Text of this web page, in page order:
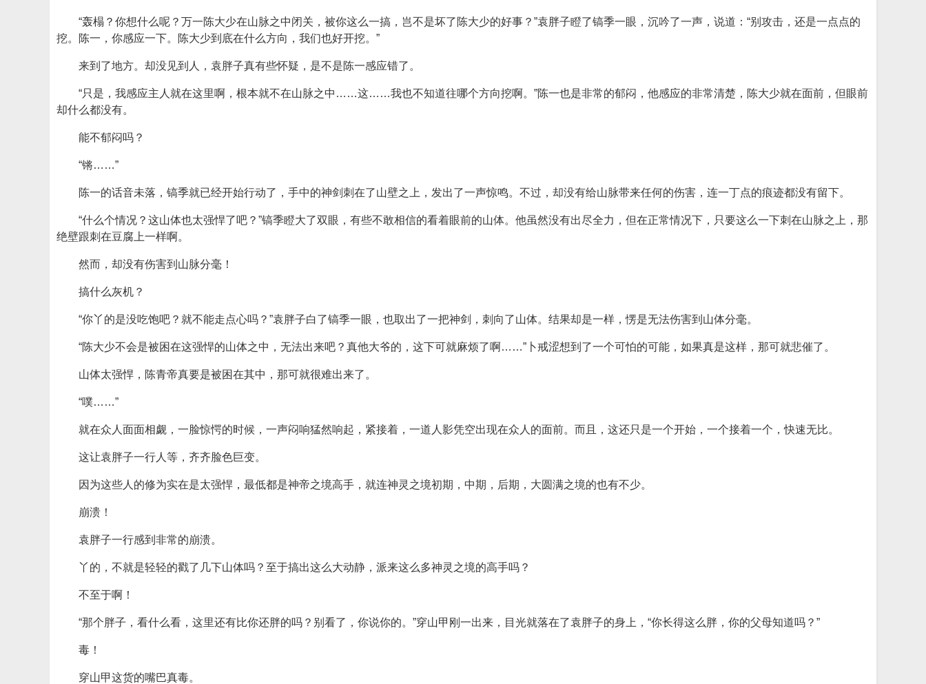
“轰榻？你想什么呢？万一陈大少在山脉之中闭关，被你这么一搞，岂不是坏了陈大少的好事？”袁胖子瞪了镐季一眼，沉吟了一声，说道：“别攻击，还是一点点的
挖。陈一，你感应一下。陈大少到底在什么方向，我们也好开挖。”
来到了地方。却没见到人，袁胖子真有些怀疑，是不是陈一感应错了。
“只是，我感应主人就在这里啊，根本就不在山脉之中……这……我也不知道往哪个方向挖啊。”陈一也是非常的郁闷，他感应的非常清楚，陈大少就在面前，但眼前
却什么都没有。
能不郁闷吗？
“锵……”
陈一的话音未落，镐季就已经开始行动了，手中的神剑刺在了山壁之上，发出了一声惊鸣。不过，却没有给山脉带来任何的伤害，连一丁点的痕迹都没有留下。
“什么个情况？这山体也太强悍了吧？”镐季瞪大了双眼，有些不敢相信的看着眼前的山体。他虽然没有出尽全力，但在正常情况下，只要这么一下刺在山脉之上，那
绝壁跟刺在豆腐上一样啊。
然而，却没有伤害到山脉分毫！
搞什么灰机？
“你丫的是没吃饱吧？就不能走点心吗？”袁胖子白了镐季一眼，也取出了一把神剑，刺向了山体。结果却是一样，愣是无法伤害到山体分毫。
“陈大少不会是被困在这强悍的山体之中，无法出来吧？真他大爷的，这下可就麻烦了啊……”卜戒涩想到了一个可怕的可能，如果真是这样，那可就悲催了。
山体太强悍，陈青帝真要是被困在其中，那可就很难出来了。
“噗……”
就在众人面面相觑，一脸惊愕的时候，一声闷响猛然响起，紧接着，一道人影凭空出现在众人的面前。而且，这还只是一个开始，一个接着一个，快速无比。
这让袁胖子一行人等，齐齐脸色巨变。
因为这些人的修为实在是太强悍，最低都是神帝之境高手，就连神灵之境初期，中期，后期，大圆满之境的也有不少。
崩溃！
袁胖子一行感到非常的崩溃。
丫的，不就是轻轻的戳了几下山体吗？至于搞出这么大动静，派来这么多神灵之境的高手吗？
不至于啊！
“那个胖子，看什么看，这里还有比你还胖的吗？别看了，你说你的。”穿山甲刚一出来，目光就落在了袁胖子的身上，“你长得这么胖，你的父母知道吗？”
毒！
穿山甲这货的嘴巴真毒。